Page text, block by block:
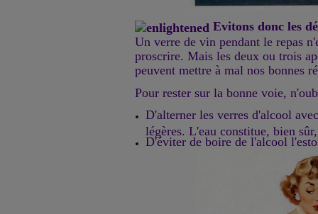
Evitons donc les
Un verre de vin pendant le repas
proscrire. Mais les deux ou trois
peuvent mettre à mal nos bonnes
Pour rester sur la bonne voie,
D'alterner les verres d'alcool
légères. L'eau constitue, bien
D'éviter de boire de l'alcool